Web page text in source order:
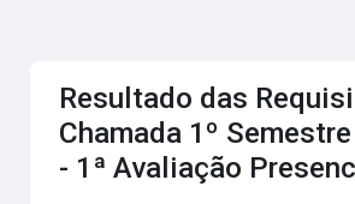
Resultado das
Chamada 1º
- 1ª Avaliação